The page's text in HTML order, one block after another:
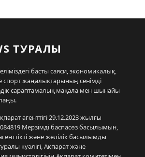
ТУРАЛЫ
еліміздегі басты саяси, экономикалық,
спорт жаңалықтарының сенімді
сараптамалық мақала мен шынайы
агенттігі 29.12.2023 жылғы
Мерзімді баспасөз басылымын,
және желілік басылымды
куәлігі, Ақпарат және